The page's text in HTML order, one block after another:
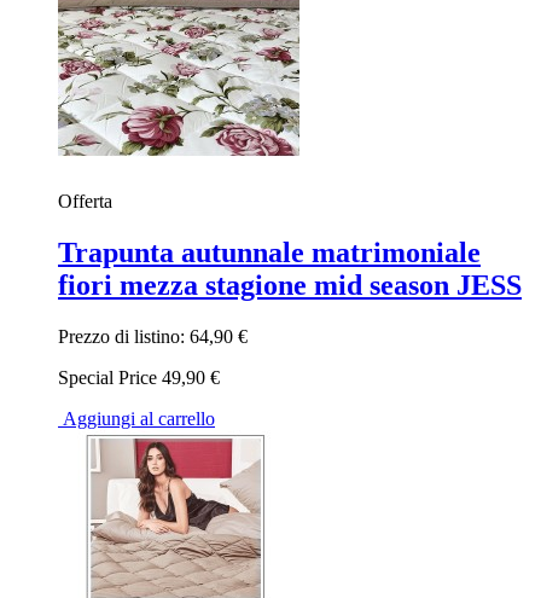
Offerta
Trapunta autunnale matrimoniale
fiori mezza stagione mid season JESS
Prezzo di listino: 64,90 €
Special Price 49,90 €
Aggiungi al carrello